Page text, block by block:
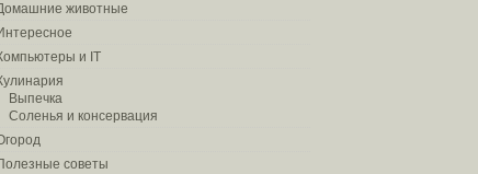
животные
и IT
Выпечка
Соленья и консервация
советы